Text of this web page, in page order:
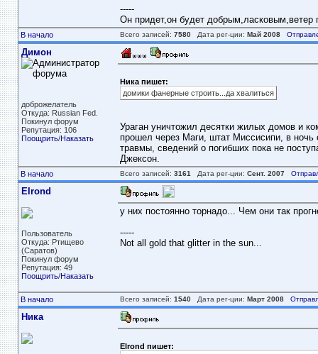
-----
Он придет,он будет добрым,ласковым,ветер
В начало Всего записей: 7580Дата рег-ции: Май 2008
Димон
доброжелатель
Откуда: Russian Fed.
Покинул форум
Репутация: 106
Поощрить/Наказать
Ника пишет:
домики фанерные строить...да хвалиться
Ураган уничтожил десятки жилых домов и
прошел через Маги, штат Миссисипи, в ночь
травмы, сведений о погибших пока не
Джексон.
В начало Всего записей: 3161 Дата рег-ции: Сент. 2007
Elrond
Пользователь
Откуда: Ртищево
(Саратов)
Покинул форум
Репутация: 49
Поощрить/Наказать
у них постоянно торнадо... Чем они так
-----
Not all gold that glitter in the sun...
В начало Всего записей: 1540Дата рег-ции: Март 2008
Ника
Elrond пишет: